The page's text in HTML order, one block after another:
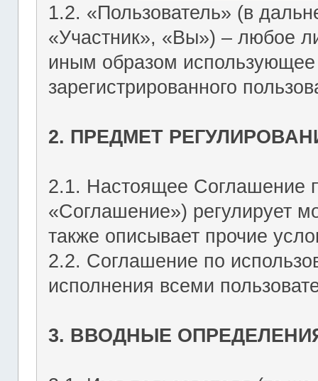
1.2. «Пользователь» (в
«Участник», «Вы») – любое
иным образом использующее
зарегистрированного
2. ПРЕДМЕТ
2.1. Настоящее Соглашение
«Соглашение») регулирует
также описывает прочие
2.2. Соглашение по
исполнения всеми
3. ВВОДНЫЕ